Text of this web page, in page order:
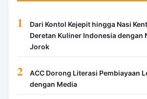
1
Dari Kontol Kejepit hingga Nasi
Deretan Kuliner Indonesia dengan
Jorok
2
ACC Dorong Literasi Pembiayaan
dengan Media